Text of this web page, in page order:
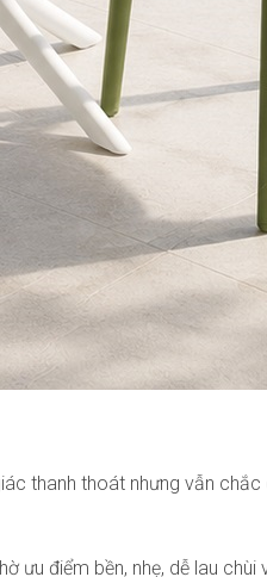
thanh thoát nhưng vẫn
điểm bền, nhẹ, dễ lau